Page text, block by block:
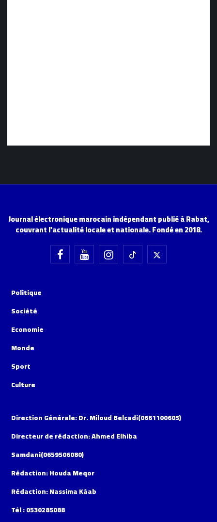
Journal électronique marocain indépendant publié à Rabat,
couvrant l'actualité locale et nationale. Fondé en 2018.
Politique
Société
Economie
Monde
Sport
Culture
Direction Générale: Dr. Miloud Belcadi(0661100605)
Directeur de rédaction: Ahmed Elhiba
Samdani(0659506080)
Rédaction: Houda Meqor
Rédaction: Nassima Kâab
Tél : 0530285088